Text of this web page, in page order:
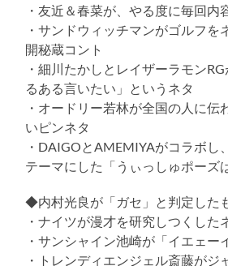
・友近＆春菜が、やる度に毎回内
・サンドウィッチマンがゴルフを
開秘蔵コント
・細川たかしとレイザーラモン
るある言いたい」というネタ
・オードリー若林が全国の人に伝
いピンネタ
・DAIGOとAMEMIYAがコラボし
テーマにした「うぃっしゅポーズ
◆内村光良が「ガセ」と判定した
・ナイツが漫才を研究しつくした
・サンシャイン池崎が「イエェー
・トレンディエンジェル斎藤がジ